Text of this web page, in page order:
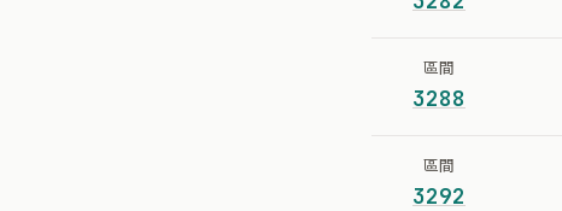
區間
3288
區間
3292